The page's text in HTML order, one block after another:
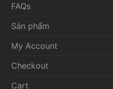
FAQs
Sản phẩm
My Account
Checkout
Cart